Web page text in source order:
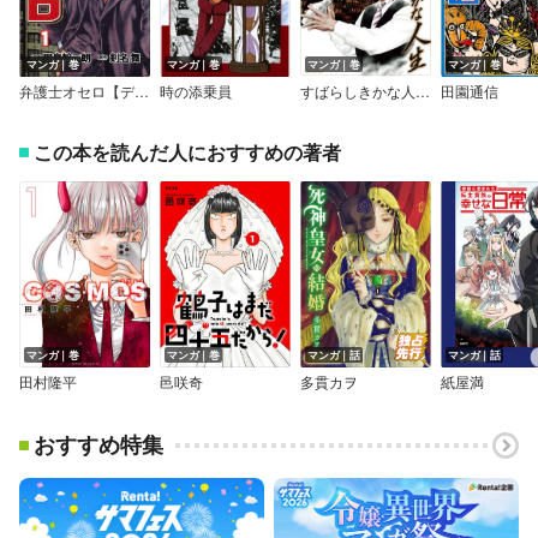
マンガ｜巻
弁護士オセロ【デジタルリマスター】
マンガ｜巻
時の添乗員
マンガ｜巻
すばらしきかな人生－ふたたび友郎－
マンガ｜巻
田園通信
この本を読んだ人におすすめの著者
マンガ｜巻
田村隆平
マンガ｜巻
邑咲奇
マンガ｜話
多貫カヲ
マンガ｜話
紙屋満
おすすめ特集